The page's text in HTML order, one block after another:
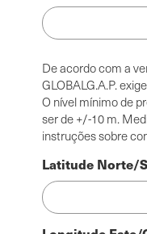
De acordo com a
GLOBALG.A.P.
O nível mínimo de
ser de +/-10 m.
instruções sobre
Latitude Norte/